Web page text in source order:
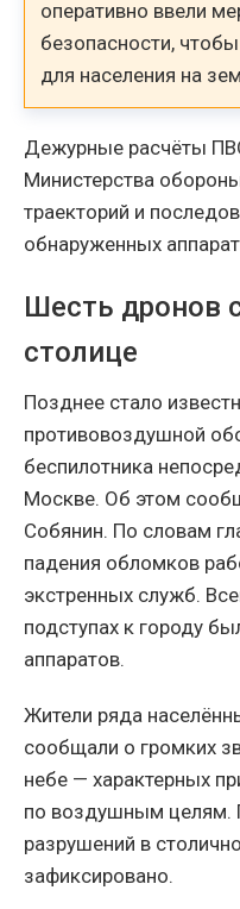
оперативно ввели
безопасности,
для населения на
Дежурные расчёты
Министерства
траекторий и
обнаруженных
Шесть дронов
столице
Позднее стало
противовоздушной
беспилотника
Москве. Об этом
Собянин. По словам
падения обломков
экстренных служб.
подступах к городу
аппаратов.
Жители ряда
сообщали о громких
небе — характерных
по воздушным целям.
разрушений в
зафиксировано.